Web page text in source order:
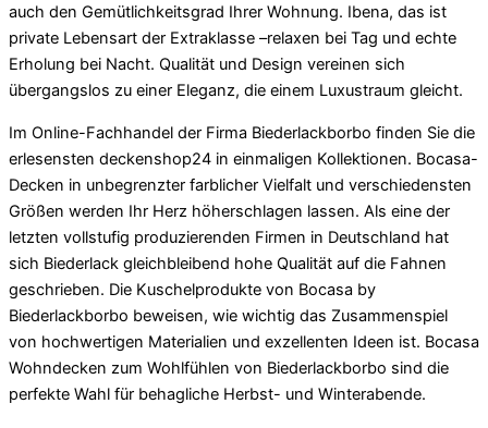
auch den Gemütlichkeitsgrad Ihrer Wohnung. Ibena, das ist
private Lebensart der Extraklasse –relaxen bei Tag und echte
Erholung bei Nacht. Qualität und Design vereinen sich
übergangslos zu einer Eleganz, die einem Luxustraum gleicht.
Im Online-Fachhandel der Firma Biederlackborbo finden Sie die
erlesensten deckenshop24 in einmaligen Kollektionen. Bocasa-
Decken in unbegrenzter farblicher Vielfalt und verschiedensten
Größen werden Ihr Herz höherschlagen lassen. Als eine der
letzten vollstufig produzierenden Firmen in Deutschland hat
sich Biederlack gleichbleibend hohe Qualität auf die Fahnen
geschrieben. Die Kuschelprodukte von Bocasa by
Biederlackborbo beweisen, wie wichtig das Zusammenspiel
von hochwertigen Materialien und exzellenten Ideen ist. Bocasa
Wohndecken zum Wohlfühlen von Biederlackborbo sind die
perfekte Wahl für behagliche Herbst- und Winterabende.